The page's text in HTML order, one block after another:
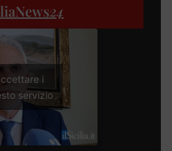
24
i
servizio